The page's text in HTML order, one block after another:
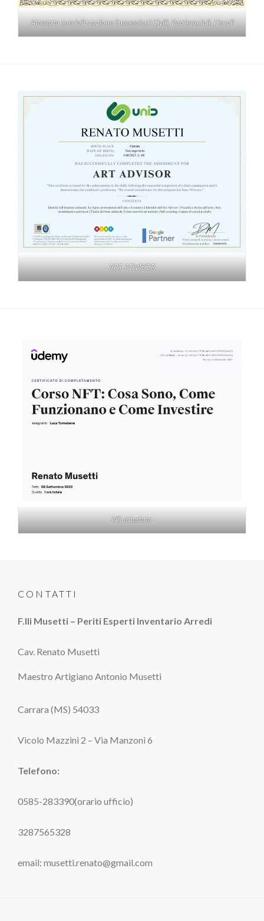
Attestato specializzazione Successioni Civili, Patrimoniali, Fiscali
ART ADVISOR
Nft attestato
CONTATTI
F.lli Musetti – Periti Esperti Inventario Arredi
Cav. Renato Musetti
Maestro Artigiano Antonio Musetti
Carrara (MS) 54033
Vicolo Mazzini 2 – Via Manzoni 6
Telefono:
0585-283390(orario ufficio)
3287565328
email: musetti.renato@gmail.com